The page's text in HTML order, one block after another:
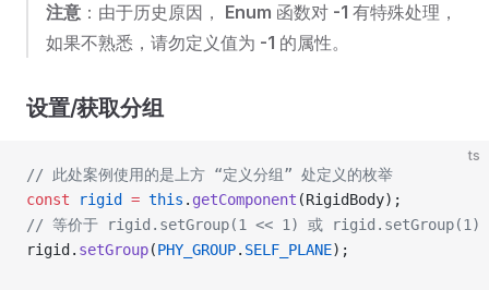
注意 ：由于历史原因， Enum 函数对 -1 有特殊处理，
如果不熟悉，请勿定义值为 -1 的属性。
设置/获取分组
ts
// 此处案例使用的是上方 “定义分组” 处定义的枚举
const rigid = this . getComponent (RigidBody);
// 等价于 rigid.setGroup(1 << 1) 或 rigid.setGroup(1)
rigid. setGroup(PHY_GROUP. SELF_PLANE);